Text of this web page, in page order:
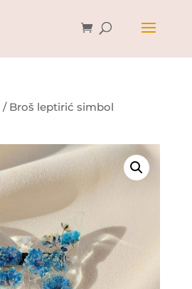
/ Broš leptirić simbol